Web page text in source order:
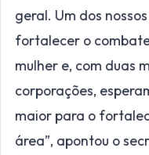
geral. Um dos
fortalecer o
mulher e, com duas
corporações,
maior para o
área”, apontou o